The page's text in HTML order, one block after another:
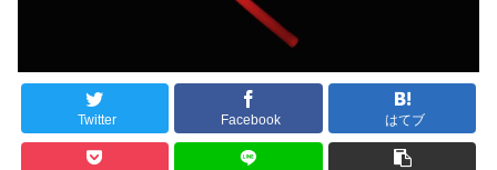
Twitter Facebook はてブ